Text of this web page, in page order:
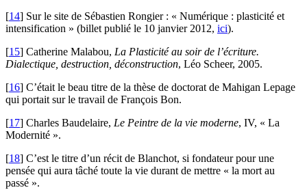
[14] Sur le site de Sébastien Rongier : « Numérique : plasticité et
intensification » (billet publié le 10 janvier 2012, ici).
[15] Catherine Malabou, La Plasticité au soir de l’écriture.
Dialectique, destruction, déconstruction, Léo Scheer, 2005.
[16] C’était le beau titre de la thèse de doctorat de Mahigan Lepage
qui portait sur le travail de François Bon.
[17] Charles Baudelaire, Le Peintre de la vie moderne, IV, « La
Modernité ».
[18] C’est le titre d’un récit de Blanchot, si fondateur pour une
pensée qui aura tâché toute la vie durant de mettre « la mort au
passé ».